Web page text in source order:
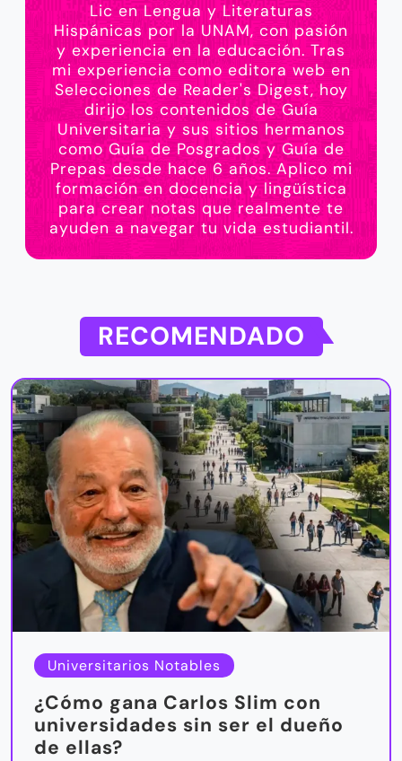
Lic en Lengua y Literaturas
Hispánicas por la UNAM, con pasión
y experiencia en la educación. Tras
mi experiencia como editora web en
Selecciones de Reader's Digest, hoy
dirijo los contenidos de Guía
Universitaria y sus sitios hermanos
como Guía de Posgrados y Guía de
Prepas desde hace 6 años. Aplico mi
formación en docencia y lingüística
para crear notas que realmente te
ayuden a navegar tu vida estudiantil.
RECOMENDADO
Universitarios Notables
¿Cómo gana Carlos Slim con
universidades sin ser el dueño
de ellas?